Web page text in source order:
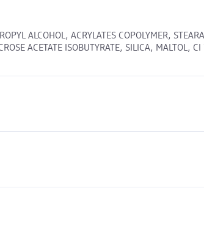
ALCOHOL, ACRYLATES COPOLYMER,
ACETATE ISOBUTYRATE, SILICA, MALTOL,